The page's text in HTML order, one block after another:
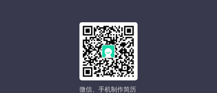
微信、手机制作简历